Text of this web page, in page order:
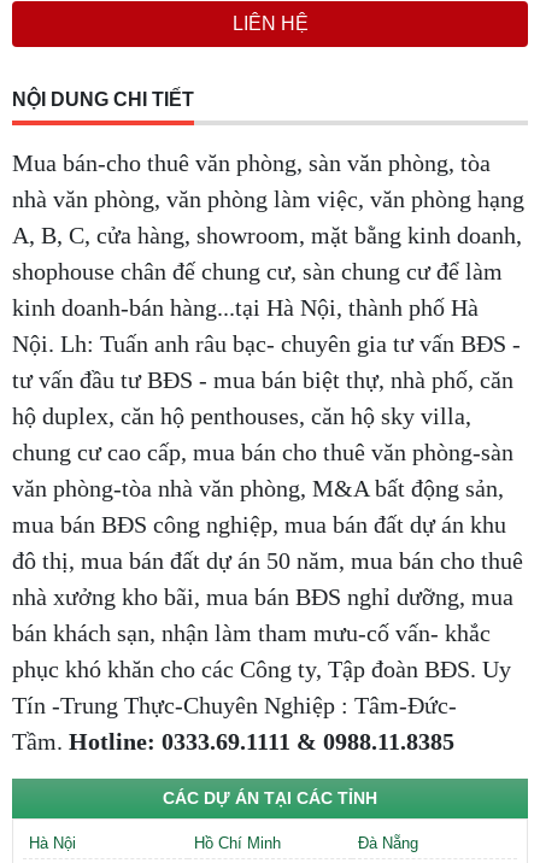
Cần thuê MBKD tại Phường Lĩnh Nam
Cần thuê MBKD tại Phường Hồng Hà
Cần thuê MBKD tại Phường Văn Miếu
Cần thuê MBKD tại Phường Kim Liên
Cần thuê MBKD tại Phường Vĩnh Tuy
LIÊN HỆ
NỘI DUNG CHI TIẾT
Mua bán-cho thuê văn phòng, sàn văn phòng, tòa
nhà văn phòng, văn phòng làm việc, văn phòng hạng
A, B, C, cửa hàng, showroom, mặt bằng kinh doanh,
shophouse chân đế chung cư, sàn chung cư để làm
kinh doanh-bán hàng...tại Hà Nội, thành phố Hà
Nội. Lh: Tuấn anh râu bạc- chuyên gia tư vấn BĐS -
tư vấn đầu tư BĐS - mua bán biệt thự, nhà phố, căn
hộ duplex, căn hộ penthouses, căn hộ sky villa,
chung cư cao cấp, mua bán cho thuê văn phòng-sàn
văn phòng-tòa nhà văn phòng, M&A bất động sản,
mua bán BĐS công nghiệp, mua bán đất dự án khu
đô thị, mua bán đất dự án 50 năm, mua bán cho thuê
nhà xưởng kho bãi, mua bán BĐS nghỉ dưỡng, mua
bán khách sạn, nhận làm tham mưu-cố vấn- khắc
phục khó khăn cho các Công ty, Tập đoàn BĐS. Uy
Tín -Trung Thực-Chuyên Nghiệp : Tâm-Đức-
Tầm. Hotline: 0333.69.1111 & 0988.11.8385
CÁC DỰ ÁN TẠI CÁC TỈNH
Hà Nội Hồ Chí Minh
Đà Nẵng